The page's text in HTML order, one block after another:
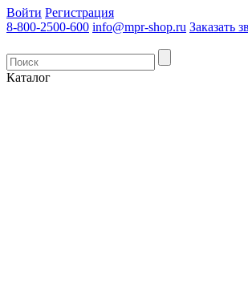
Войти Регистрация
8-800-2500-600 info@mpr-shop.ru Заказать
Каталог